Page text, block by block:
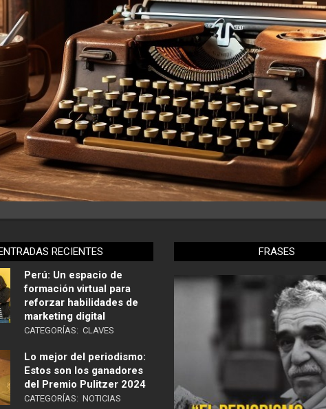
RECIENTES
Perú: Un espacio de
formación virtual para
reforzar habilidades de
marketing digital
CATEGORÍAS: CLAVES
Lo mejor del periodismo:
Estos son los ganadores
del Premio Pulitzer 2024
CATEGORÍAS: NOTICIAS
FRASES